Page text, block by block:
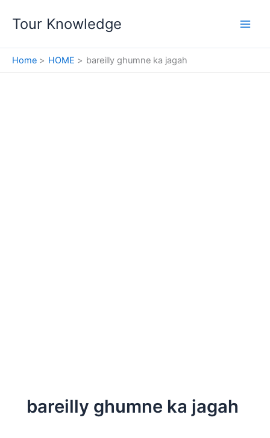
Tour Knowledge
Home HOME bareilly ghumne ka jagah
bareilly ghumne ka jagah